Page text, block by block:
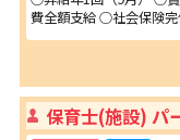
費全額支給 ○社会保険
保育士(施設) パ